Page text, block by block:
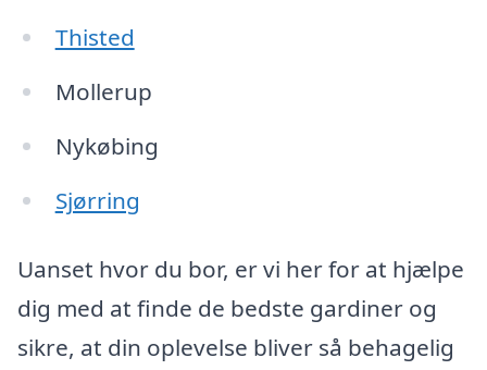
Thisted
Mollerup
Nykøbing
Sjørring
Uanset hvor du bor, er vi her for at hjælpe
dig med at finde de bedste gardiner og
sikre, at din oplevelse bliver så behagelig